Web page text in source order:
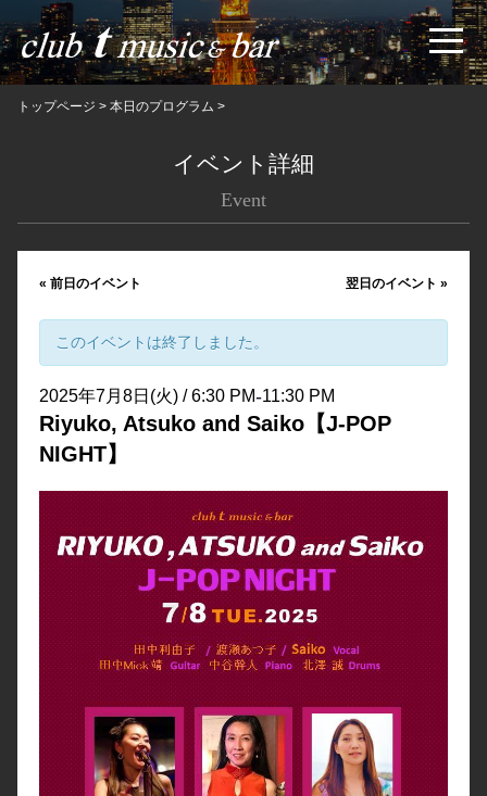
トップページ > 本日のプログラム >
イベント詳細
Event
« 前日のイベント 翌日のイベント»
このイベントは終了しました。
2025年7月8日(火) / 6:30 PM-11:30 PM
Riyuko, Atsuko and Saiko【J-POP
NIGHT】